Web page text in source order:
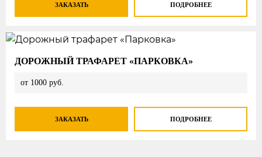
ЗАКАЗАТЬ ПОДРОБНЕЕ
ДОРОЖНЫЙ ТРАФАРЕТ «ПАРКОВКА»
от 1000 руб.
ЗАКАЗАТЬ ПОДРОБНЕЕ